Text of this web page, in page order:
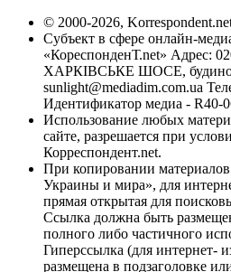
© 2000-2026,
Субъект в сфере онлайн-
«КореспонденТ.net» Адрес:
ХАРКІВСЬКЕ ШОСЕ, будинок
sunlight@mediadim.com.ua
Идентификатор медиа - R40-
Использование любых
сайте, разрешается при
Корреспондент.net.
При копировании
Украины и мира», для
прямая открытая для
Ссылка должна быть
полного либо частичного
Гиперссылка (для интернет-
размещена в подзаголовке